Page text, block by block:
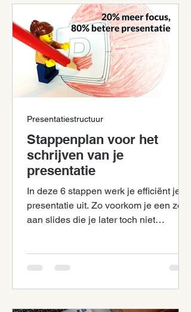
Stappenplan voor het
schrijven van je
presentatie
In deze 6 stappen werk je efficiënt je
presentatie uit. Zo voorkom je een zee
aan slides die je later toch niet
Presentatiestructuur